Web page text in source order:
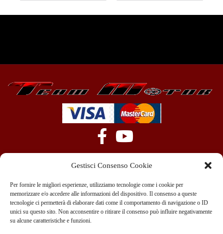
Gestisci Consenso Cookie
Per fornire le migliori esperienze, utilizziamo tecnologie come i cookie per
memorizzare e/o accedere alle informazioni del dispositivo. Il consenso a queste
tecnologie ci permetterà di elaborare dati come il comportamento di navigazione o ID
unici su questo sito. Non acconsentire o ritirare il consenso può influire negativamente
su alcune caratteristiche e funzioni.
+39 351 970 89 33
info@teammotor.it